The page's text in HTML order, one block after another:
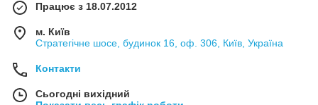
AM 40-110B/A
B-A 40-110B/A
A 40-110A/A
B-AM 50-125CE
Працює з 18.07.2012
м. Київ
Стратегічне шосе, будинок 16, оф. 306, Київ, Україна
Контакти
Сьогодні вихідний